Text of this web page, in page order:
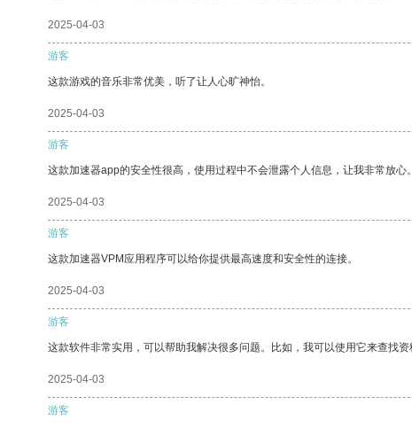
2025-04-03
游客
这款游戏的音乐非常优美，听了让人心旷神怡。
2025-04-03
游客
这款加速器app的安全性很高，使用过程中不会泄露个人信息，让我非常放心。
2025-04-03
游客
这款加速器VPM应用程序可以给你提供最高速度和安全性的连接。
2025-04-03
游客
这款软件非常实用，可以帮助我解决很多问题。比如，我可以使用它来查找资
2025-04-03
游客